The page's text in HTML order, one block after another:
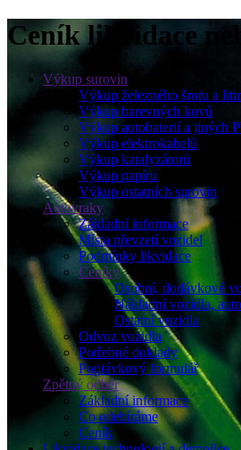
Ceník likvidace
Výkup surovin
Výkup železného šrotu a
Výkup barevných kovů
Výkup autobaterií a jiných
Výkup elektrokabelů
Výkup katalyzátorů
Výkup papíru
Výkup ostatních surovin
Autovraky
Základní informace
Místa převzetí vozidel
Podmínky likvidace
Ceníky
Osobní, dodávkové
Nákladní vozidla,
Ostatní vozidla
Odvoz vozidla
Potřebné doklady
Poptávkový formulář
Zpětný odběr
Základní informace
Co odebíráme
Ceník